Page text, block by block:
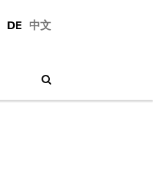
DE 中文